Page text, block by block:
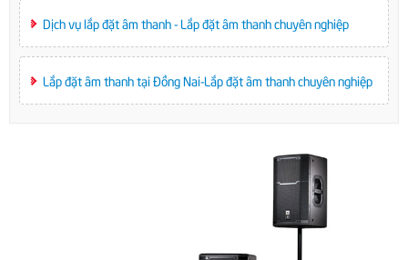
Dịch vụ lắp đặt âm thanh - Lắp đặt âm thanh chuyên nghiệp
Lắp đặt âm thanh tại Đồng Nai-Lắp đặt âm thanh chuyên nghiệp